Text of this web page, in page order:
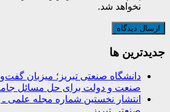
نخواهد شد.
جديدترين ها
دانشگاه صنعتی تبریز؛ میزبان
صنعت و دولت برای حل مسائل
انتشار نخستین شماره مجله علمی